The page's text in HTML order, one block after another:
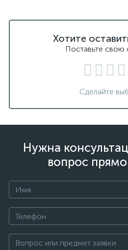
Хотите
Поставьте свою
Сделайте
Нужна
вопрос